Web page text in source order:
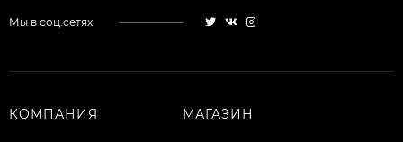
Мы в соц.сетях
КОМПАНИЯ МАГАЗИН